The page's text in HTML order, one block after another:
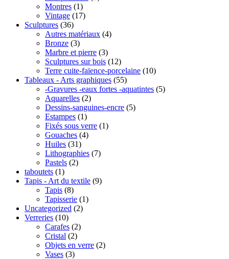
Montres (1)
Vintage (17)
Sculptures (36)
Autres matériaux (4)
Bronze (3)
Marbre et pierre (3)
Sculptures sur bois (12)
Terre cuite-faïence-porcelaine (10)
Tableaux - Arts graphiques (55)
-Gravures -eaux fortes -aquatintes (5)
Aquarelles (2)
Dessins-sanguines-encre (5)
Estampes (1)
Fixés sous verre (1)
Gouaches (4)
Huiles (31)
Lithographies (7)
Pastels (2)
taboutets (1)
Tapis - Art du textile (9)
Tapis (8)
Tapisserie (1)
Uncategorized (2)
Verreries (10)
Carafes (2)
Cristal (2)
Objets en verre (2)
Vases (3)